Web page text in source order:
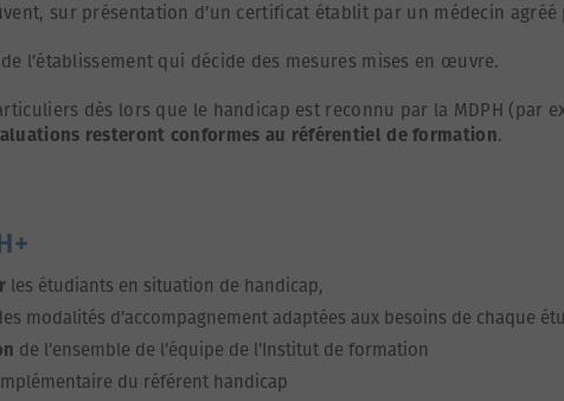
sur présentation d’un certificat établit par un médecin agréé
de l’établissement qui décide des mesures mises en œuvre.
dès lors que le handicap est reconnu par la MDPH (par
resteront conformes au référentiel de formation.
les étudiants en situation de handicap,
modalités d’accompagnement adaptées aux besoins de chaque
de l’ensemble de l’équipe de l’Institut de formation
du référent handicap